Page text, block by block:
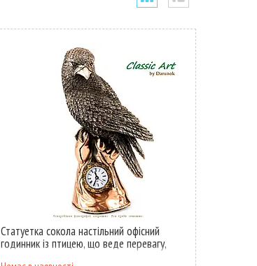
Статуетка сокола настільний офісний
годинник із птицею, що веде перевагу,